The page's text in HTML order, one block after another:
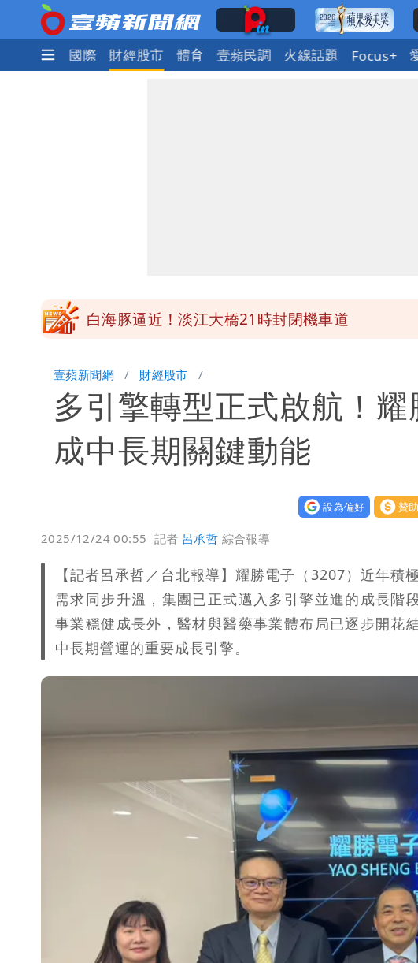
社會 國際 財經股市 體育 壹蘋民調 火線話題 Focus+
白海豚逼近！淡江大橋21時封閉機車道
穿中國貨內褲逛街「整件掉出裙底」 OL哀號：
壹蘋新聞網 財經股市
多引擎轉型正式啟航！
成中長期關鍵動能
設為偏好 贊助
2025/12/24 00:55 記者 呂承哲 綜合報導
【記者呂承哲／台北報導】耀勝電子（3207）近年
需求同步升溫，集團已正式邁入多引擎並進的成長階
事業穩健成長外，醫材與醫藥事業體布局已逐步開花
中長期營運的重要成長引擎。